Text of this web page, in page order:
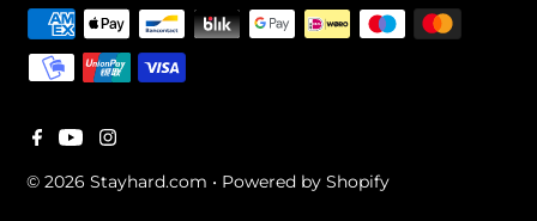
© 2026 Stayhard.com • Powered by Shopify